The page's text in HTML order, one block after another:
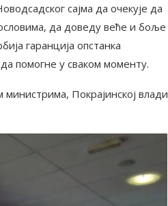
сајма да очекује да
да доведу веће и боље
гаранција опстанка
да помогне у сваком моменту.
Покрајинској влади